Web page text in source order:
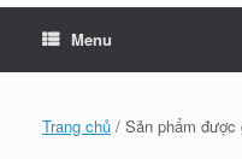
Menu
Trang chủ / Sản phẩm được